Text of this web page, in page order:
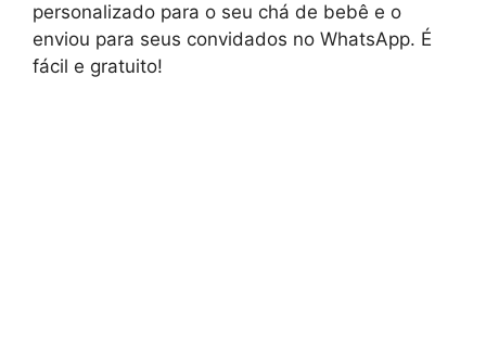
personalizado para o seu chá de bebê e o
enviou para seus convidados no WhatsApp. É
fácil e gratuito!